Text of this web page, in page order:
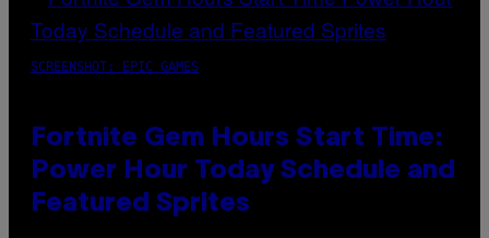
SCREENSHOT: EPIC GAMES
Fortnite Gem Hours Start Time:
Power Hour Today Schedule and
Featured Sprites